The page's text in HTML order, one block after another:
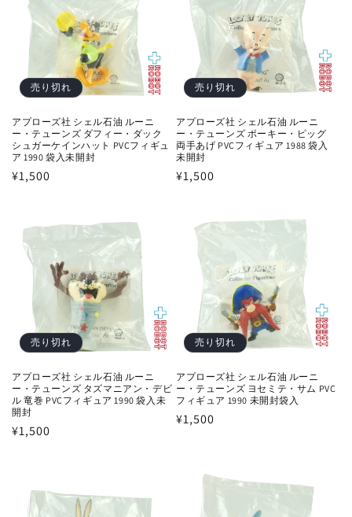
売り切れ
アプローズ社 シェル石油 ルーニ
ー・テューンズ ダフィー・ダック
シュガーケインハット PVCフィギュ
ア 1990 袋入未開封
通
格
¥1,500
売り切れ
アプローズ社 シェル石油 ルーニ
ー・テューンズ ポーキー・ピッグ
両手あげ PVCフィギュア 1988 袋入
未開封
通
¥1,500
売り切れ
アプローズ社 シェル石油 ルーニ
ー・テューンズ タズマニアン・デビ
ル 竜巻 PVCフィギュア 1990 袋入未
開封
通
¥1,500
売り切れ
アプローズ社 シェル石油 ルーニ
ー・テューンズ ヨセミテ・サム PVC
フィギュア 1990 未開封袋入
通
¥1,500